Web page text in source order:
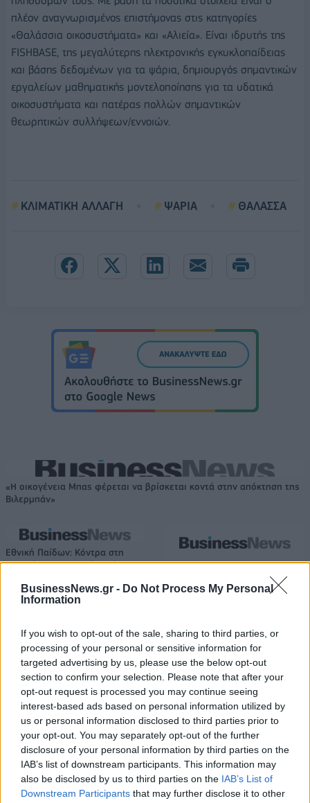
BusinessNews.gr - Do Not Process My Personal
Information
If you wish to opt-out of the sale, sharing to third parties, or
processing of your personal or sensitive information for
targeted advertising by us, please use the below opt-out
section to confirm your selection. Please note that after your
opt-out request is processed you may continue seeing
interest-based ads based on personal information utilized by
us or personal information disclosed to third parties prior to
your opt-out. You may separately opt-out of the further
disclosure of your personal information by third parties on the
IAB’s list of downstream participants. This information may
also be disclosed by us to third parties on the IAB’s List of
Downstream Participants that may further disclose it to other
πλέον αναγνωρισμένος επιστήμονας στις κατηγορίες
«Θαλάσσια οικοσυστήματα» και «Αλιεία». Είναι ιδρυτής της
FISHBASΕ, της μεγαλύτερης ηλεκτρονικής εγκυκλοπαίδειας
και βάσης δεδομένων για τα ψάρια, δημιουργός σημαντικών
εργαλείων μαθηματικής μοντελοποίησης για τα υδατικά
οικοσυστήματα και πατέρας πολλών σημαντικών
θεωρητικών συλλήψεων/εννοιών.
ΚΛΙΜΑΤΙΚΗ ΑΛΛΑΓΗ ΨΑΡΙΑ ΘΑΛΑΣΣΑ
«Η οικογένεια Μπας φέρεται να βρίσκεται κοντά στην απόκτηση της
Βιλερμπάν»
Εθνική Παίδων: Κόντρα στη
Γεωργία για την πρώτη νίκη στο
χαρτοφυλάκιο έργων ΑΠΕ άνω
των 2 GW σε Πολωνία και
Fourlis: Συμφωνία για την πώληση συμμετοχής στο Sofia South Ring
Mall έναντι 49,35 εκατ. ευρώ
Χρηματιστήριο Αθηνών:
Εβδομαδιαία άνοδος 1,76%,
κέρδη 23,31% από τις αρχές
του έτους
ΣΚΑΪ: Ολοκληρώθηκε η θητεία
του Γρηγόρη Δημητριάδη - Ο
Γιάννης Αλαφούζος επιστρέφει
στη θέση του CEO